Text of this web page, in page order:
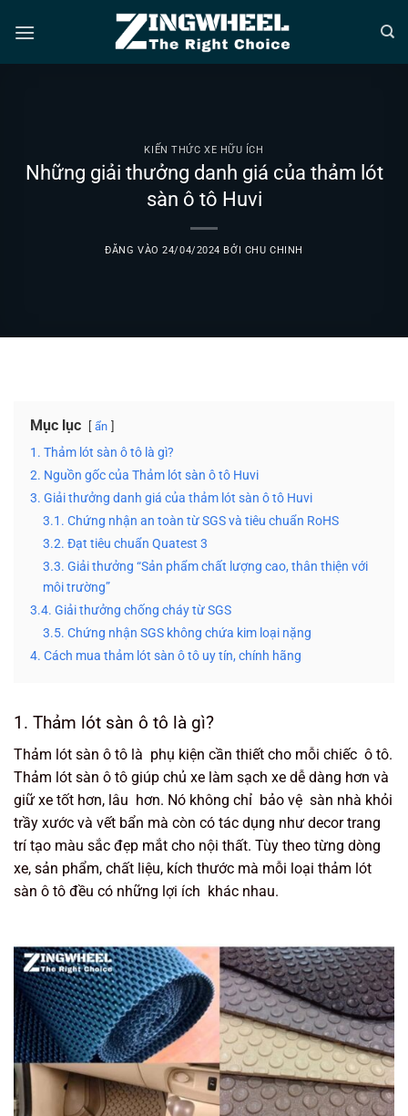
qua
KIẾN THỨC XE HỮU ÍCH
Những giải thưởng danh giá của thảm lót
sàn ô tô Huvi
ĐĂNG VÀO24/04/2024 BỞI CHU CHINH
Mục lục ẩn
1. Thảm lót sàn ô tô là gì?
2. Nguồn gốc của Thảm lót sàn ô tô Huvi
3. Giải thưởng danh giá của thảm lót sàn ô tô Huvi
3.1. Chứng nhận an toàn từ SGS và tiêu chuẩn RoHS
3.2. Đạt tiêu chuẩn Quatest 3
3.3. Giải thưởng “Sản phẩm chất lượng cao, thân thiện với
môi trường”
3.4. Giải thưởng chống cháy từ SGS
3.5. Chứng nhận SGS không chứa kim loại nặng
4. Cách mua thảm lót sàn ô tô uy tín, chính hãng
1. Thảm lót sàn ô tô là gì?
Thảm lót sàn ô tô là phụ kiện cần thiết cho mỗi chiếc ô tô.
Thảm lót sàn ô tô giúp chủ xe làm sạch xe dễ dàng hơn và
giữ xe tốt hơn, lâu hơn. Nó không chỉ bảo vệ sàn nhà khỏi
trầy xước và vết bẩn mà còn có tác dụng như decor trang
trí tạo màu sắc đẹp mắt cho nội thất. Tùy theo từng dòng
xe, sản phẩm, chất liệu, kích thước mà mỗi loại thảm lót
sàn ô tô đều có những lợi ích khác nhau.